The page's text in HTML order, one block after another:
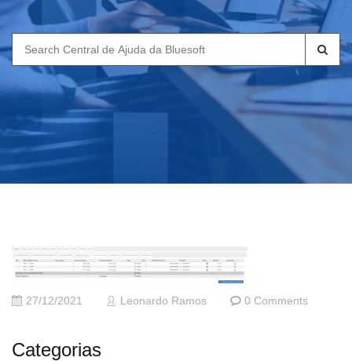
Search
for:
27/12/2021 Leonardo Ramos 0 Comments
Categorias